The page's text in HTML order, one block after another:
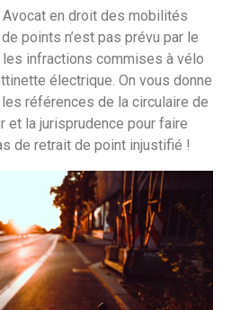
en droit des mobilités
points n’est pas prévu par le
infractions commises à vélo
électrique. On vous donne
références de la circulaire de
et la jurisprudence pour faire
de retrait de point injustifié !